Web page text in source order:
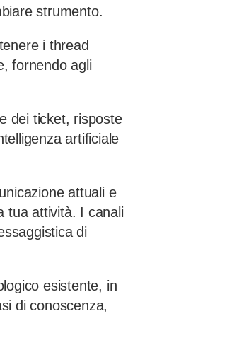
strumento.
i thread
fornendo agli
dei ticket, risposte
artificiale
attuali e
tua attività. I canali
di
esistente, in
di conoscenza,